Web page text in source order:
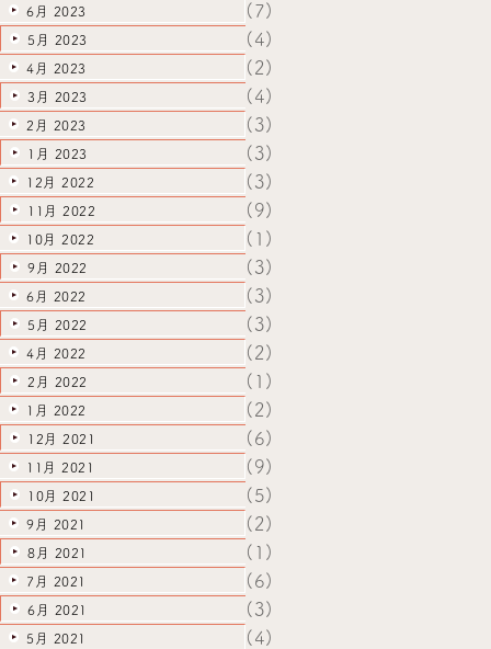
6月 2023 (7)
5月 2023 (4)
4月 2023 (2)
3月 2023 (4)
2月 2023 (3)
1月 2023 (3)
12月 2022 (3)
11月 2022 (9)
10月 2022 (1)
9月 2022 (3)
6月 2022 (3)
5月 2022 (3)
4月 2022 (2)
2月 2022 (1)
1月 2022 (2)
12月 2021 (6)
11月 2021 (9)
10月 2021 (5)
9月 2021 (2)
8月 2021 (1)
7月 2021 (6)
6月 2021 (3)
5月 2021 (4)